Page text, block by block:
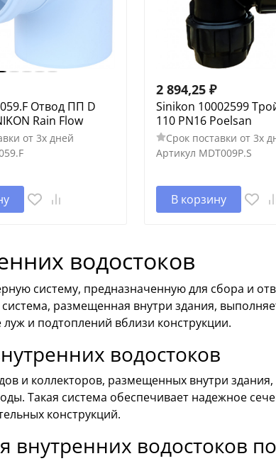
Отвод ПП D
Rain Flow
от 3х дней
2 894,25 ₽
Sinikon 10002599
110 PN16 Poelsan
Срок поставки от 3х
Артикул MDT009P.S
В корзину
водостоков
систему, предназначенную для сбора и
размещенная внутри здания,
и подтоплений вблизи конструкции.
водостоков
и коллекторов, размещенных внутри
Такая система обеспечивает надежное
конструкций.
водостоков по